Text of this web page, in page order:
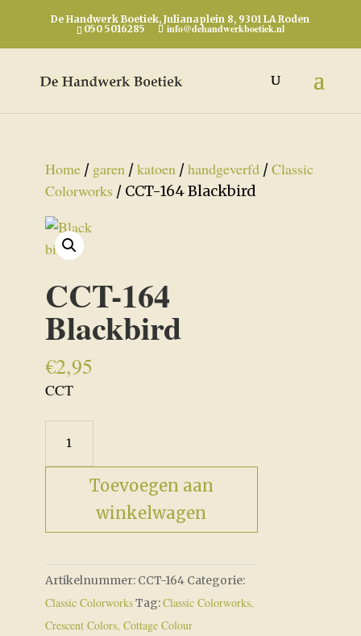
De Handwerk Boetiek, Julianaplein 8, 9301 LA Roden
050 5016285
info@dehandwerkboetiek.nl
Home/ garen/katoen/handgeverfd/Classic
Colorworks / CCT-164 Blackbird
CCT-164
Blackbird
€2,95
CCT
164
Blackbird
Toevoegen aan
winkelwagen
Artikelnummer: CCT-164 Categorie:
Classic ColorworksTag:Classic Colorworks,
Crescent Colors, Cottage Colour